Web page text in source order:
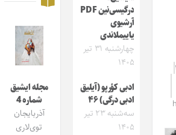
درگیسی‌نین PDF
آرشیوی
یاییملاندی
چهارشنبه ۳۱ تیر
۱۴۰۵
ادبی کؤرپو (آیلیق
ادبی درگی) ۴۶
سه‌شنبه ۲۳ تیر
۱۴۰۵
مجله ایشیق
شماره 4
آذربایجان
توی‌لاری